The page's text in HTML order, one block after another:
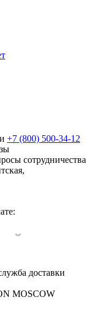
+7 (800) 500-34-12
сотрудничества
доставки
MOSCOW